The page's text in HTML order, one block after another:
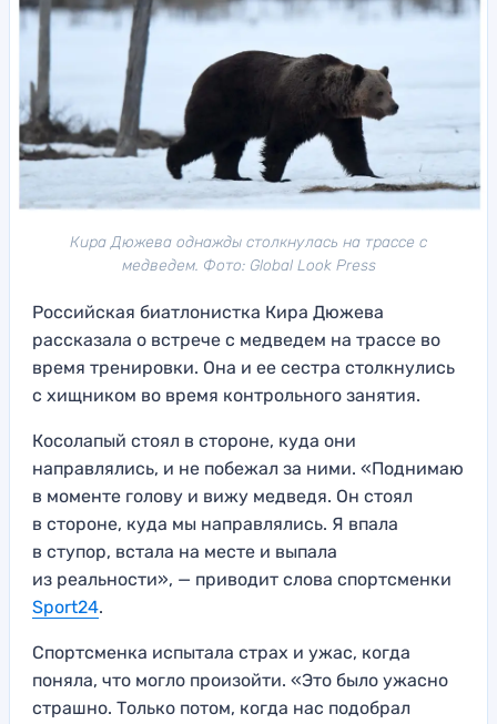
Кира Дюжева однажды столкнулась на трассе с
медведем. Фото: Global Look Press
Российская биатлонистка Кира Дюжева
рассказала о встрече с медведем на трассе во
время тренировки. Она и ее сестра столкнулись
с хищником во время контрольного занятия.
Косолапый стоял в стороне, куда они
направлялись, и не побежал за ними. «Поднимаю
в моменте голову и вижу медведя. Он стоял
в стороне, куда мы направлялись. Я впала
в ступор, встала на месте и выпала
из реальности», — приводит слова спортсменки
Sport24.
Спортсменка испытала страх и ужас, когда
поняла, что могло произойти. «Это было ужасно
страшно. Только потом, когда нас подобрал